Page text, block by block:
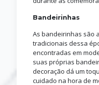
Bandeirinhas
As bandeirinhas são
tradicionais dessa
encontradas em
suas próprias
decoração dá um
cuidado na hora de